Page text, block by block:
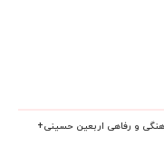
فرهنگی و رفاهی اربعین حسینی+